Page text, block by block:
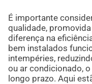
É importante
qualidade,
diferença na
bem instalados
intempéries,
ou ar condicionado,
longo prazo. Aqui